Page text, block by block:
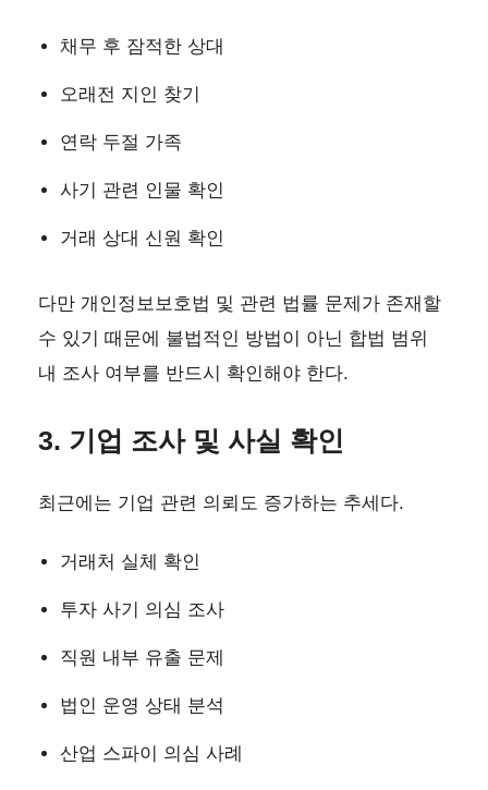
채무 후 잠적한 상대
오래전 지인 찾기
연락 두절 가족
사기 관련 인물 확인
거래 상대 신원 확인
다만 개인정보보호법 및 관련 법률 문제가 존재할
수 있기 때문에 불법적인 방법이 아닌 합법 범위
내 조사 여부를 반드시 확인해야 한다.
3. 기업 조사 및 사실 확인
최근에는 기업 관련 의뢰도 증가하는 추세다.
거래처 실체 확인
투자 사기 의심 조사
직원 내부 유출 문제
법인 운영 상태 분석
산업 스파이 의심 사례